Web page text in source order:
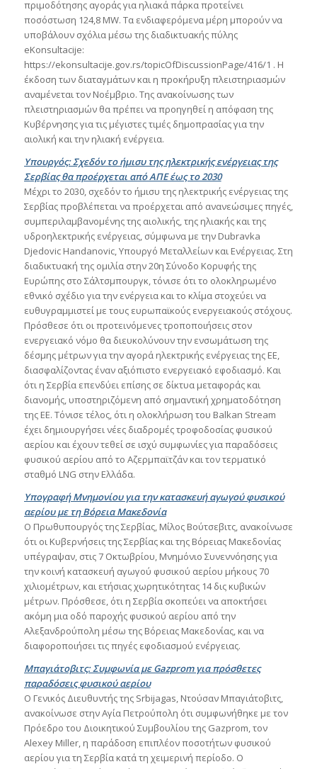
πριμοδότησης αγοράς για ηλιακά πάρκα προτείνει
ποσόστωση 124,8 MW. Τα ενδιαφερόμενα μέρη μπορούν να
υποβάλουν σχόλια μέσω της διαδικτυακής πύλης
eKonsultacije:
https://ekonsultacije.gov.rs/topicOfDiscussionPage/416/1 . Η
έκδοση των διαταγμάτων και η προκήρυξη πλειστηριασμών
αναμένεται τον Νοέμβριο. Της ανακοίνωσης των
πλειστηριασμών θα πρέπει να προηγηθεί η απόφαση της
Κυβέρνησης για τις μέγιστες τιμές δημοπρασίας για την
αιολική και την ηλιακή ενέργεια.
Υπουργός: Σχεδόν το ήμισυ της ηλεκτρικής ενέργειας της
Σερβίας θα προέρχεται από ΑΠΕ έως το 2030
Μέχρι το 2030, σχεδόν το ήμισυ της ηλεκτρικής ενέργειας της
Σερβίας προβλέπεται να προέρχεται από ανανεώσιμες πηγές,
συμπεριλαμβανομένης της αιολικής, της ηλιακής και της
υδροηλεκτρικής ενέργειας, σύμφωνα με την Dubravka
Djedovic Handanovic, Υπουργό Μεταλλείων και Ενέργειας. Στη
διαδικτυακή της ομιλία στην 20η Σύνοδο Κορυφής της
Ευρώπης στο Σάλτσμπουργκ, τόνισε ότι το ολοκληρωμένο
εθνικό σχέδιο για την ενέργεια και το κλίμα στοχεύει να
ευθυγραμμιστεί με τους ευρωπαϊκούς ενεργειακούς στόχους.
Πρόσθεσε ότι οι προτεινόμενες τροποποιήσεις στον
ενεργειακό νόμο θα διευκολύνουν την ενσωμάτωση της
δέσμης μέτρων για την αγορά ηλεκτρικής ενέργειας της ΕΕ,
διασφαλίζοντας έναν αξιόπιστο ενεργειακό εφοδιασμό. Και
ότι η Σερβία επενδύει επίσης σε δίκτυα μεταφοράς και
διανομής, υποστηριζόμενη από σημαντική χρηματοδότηση
της ΕΕ. Τόνισε τέλος, ότι η ολοκλήρωση του Balkan Stream
έχει δημιουργήσει νέες διαδρομές τροφοδοσίας φυσικού
αερίου και έχουν τεθεί σε ισχύ συμφωνίες για παραδόσεις
φυσικού αερίου από το Αζερμπαϊτζάν και τον τερματικό
σταθμό LNG στην Ελλάδα.
Υπογραφή Μνημονίου για την κατασκευή αγωγού φυσικού
αερίου με τη Βόρεια Μακεδονία
Ο Πρωθυπουργός της Σερβίας, Μίλος Βούτσεβιτς, ανακοίνωσε
ότι οι Κυβερνήσεις της Σερβίας και της Βόρειας Μακεδονίας
υπέγραψαν, στις 7 Οκτωβρίου, Μνημόνιο Συνεννόησης για
την κοινή κατασκευή αγωγού φυσικού αερίου μήκους 70
χιλιομέτρων, και ετήσιας χωρητικότητας 14 δις κυβικών
μέτρων. Πρόσθεσε, ότι η Σερβία σκοπεύει να αποκτήσει
ακόμη μια οδό παροχής φυσικού αερίου από την
Αλεξανδρούπολη μέσω της Βόρειας Μακεδονίας, και να
διαφοροποιήσει τις πηγές εφοδιασμού ενέργειας.
Μπαγιάτοβιτς: Συμφωνία με Gazprom για πρόσθετες
παραδόσεις φυσικού αερίου
Ο Γενικός Διευθυντής της Srbijagas, Ντούσαν Μπαγιάτοβιτς,
ανακοίνωσε στην Αγία Πετρούπολη ότι συμφωνήθηκε με τον
Πρόεδρο του Διοικητικού Συμβουλίου της Gazprom, τον
Alexey Miller, η παράδοση επιπλέον ποσοτήτων φυσικού
αερίου για τη Σερβία κατά τη χειμερινή περίοδο. Ο